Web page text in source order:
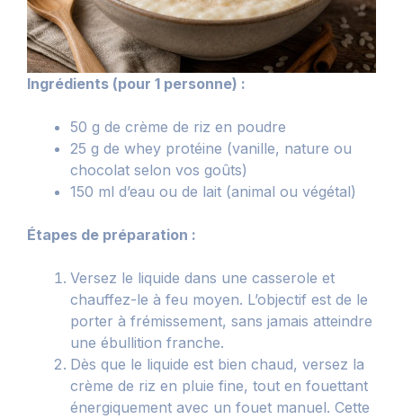
Ingrédients (pour 1 personne) :
50 g de crème de riz en poudre
25 g de whey protéine (vanille, nature ou
chocolat selon vos goûts)
150 ml d’eau ou de lait (animal ou végétal)
Étapes de préparation :
Versez le liquide dans une casserole et
chauffez-le à feu moyen. L’objectif est de le
porter à frémissement, sans jamais atteindre
une ébullition franche.
Dès que le liquide est bien chaud, versez la
crème de riz en pluie fine, tout en fouettant
énergiquement avec un fouet manuel. Cette